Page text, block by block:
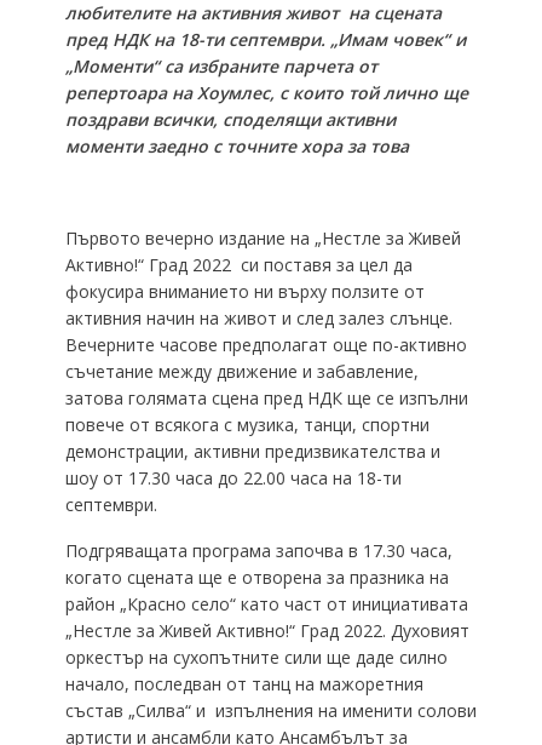
любителите на активния живот на сцената
пред НДК на 18-ти септември. „Имам човек“ и
„Моменти“ са избраните парчета от
репертоара на Хоумлес, с които той лично ще
поздрави всички, споделящи активни
моменти заедно с точните хора за това
Първото вечерно издание на „Нестле за Живей
Активно!“ Град 2022 си поставя за цел да
фокусира вниманието ни върху ползите от
активния начин на живот и след залез слънце.
Вечерните часове предполагат още по-активно
съчетание между движение и забавление,
затова голямата сцена пред НДК ще се изпълни
повече от всякога с музика, танци, спортни
демонстрации, активни предизвикателства и
шоу от 17.30 часа до 22.00 часа на 18-ти
септември.
Подгряващата програма започва в 17.30 часа,
когато сцената ще е отворена за празника на
район „Красно село“ като част от инициативата
„Нестле за Живей Активно!“ Град 2022. Духовият
оркестър на сухопътните сили ще даде силно
начало, последван от танц на мажоретния
състав „Силва“ и изпълнения на именити солови
артисти и ансамбли като Ансамбълът за